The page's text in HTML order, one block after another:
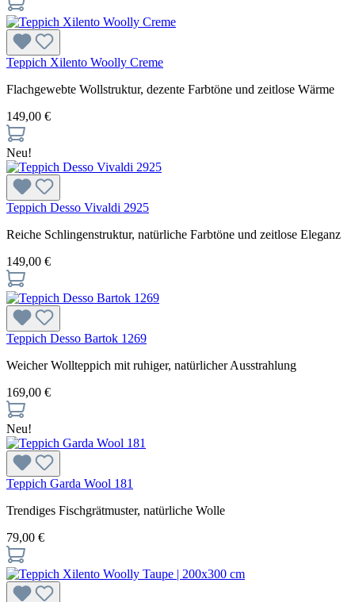
Teppich Xilento Woolly Creme
Flachgewebte Wollstruktur, dezente Farbtöne und zeitlose Wärme
149,00 €
Neu!
Teppich Desso Vivaldi 2925
Reiche Schlingenstruktur, natürliche Farbtöne und zeitlose Eleganz
149,00 €
Teppich Desso Bartok 1269
Weicher Wollteppich mit ruhiger, natürlicher Ausstrahlung
169,00 €
Neu!
Teppich Garda Wool 181
Trendiges Fischgrätmuster, natürliche Wolle
79,00 €